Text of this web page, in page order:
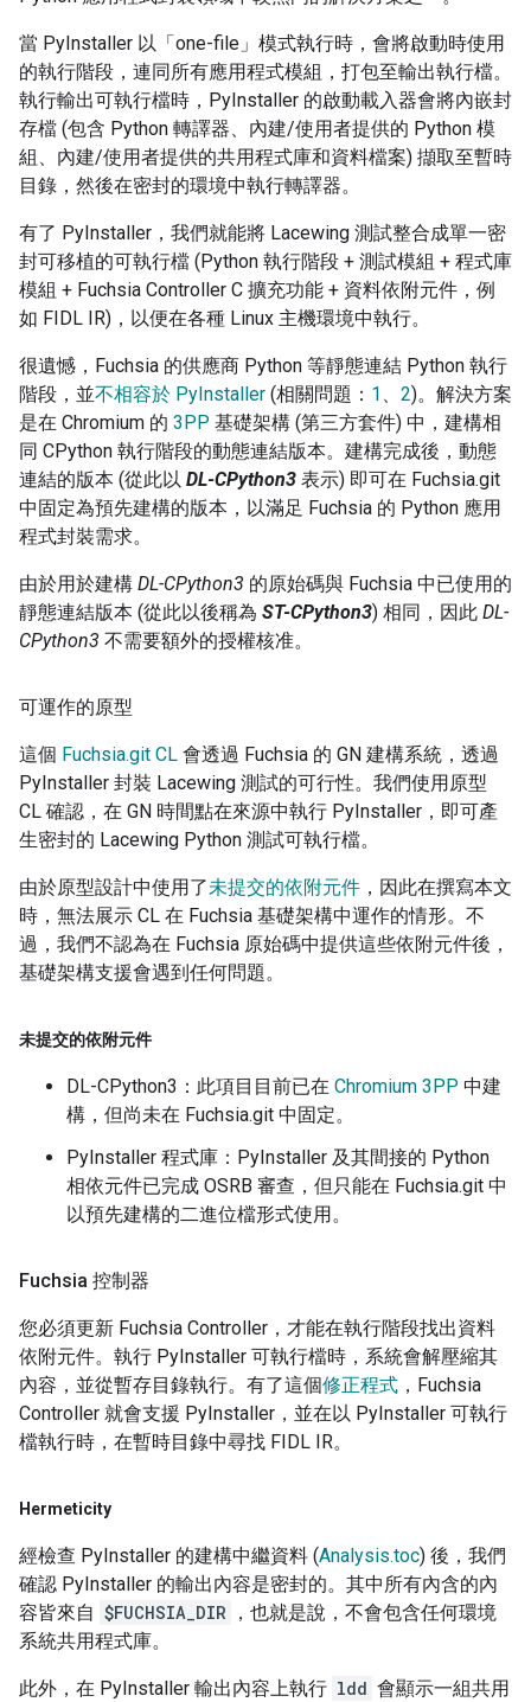
當 PyInstaller 以「one-file」模式執行時，會將啟動時使用
的執行階段，連同所有應用程式模組，打包至輸出執行檔。
執行輸出可執行檔時，PyInstaller 的啟動載入器會將內嵌封
存檔 (包含 Python 轉譯器、內建/使用者提供的 Python 模
組、內建/使用者提供的共用程式庫和資料檔案) 擷取至暫時
目錄，然後在密封的環境中執行轉譯器。
有了 PyInstaller，我們就能將 Lacewing 測試整合成單一密
封可移植的可執行檔 (Python 執行階段 + 測試模組 + 程式庫
模組 + Fuchsia Controller C 擴充功能 + 資料依附元件，例
如 FIDL IR)，以便在各種 Linux 主機環境中執行。
很遺憾，Fuchsia 的供應商 Python 等靜態連結 Python 執行
階段，並不相容於 PyInstaller (相關問題： 1 、 2)。解決方案
是在 Chromium 的 3PP 基礎架構 (第三方套件) 中，建構相
同 CPython 執行階段的動態連結版本。建構完成後，動態
連結的版本 (從此以 DL-CPython3 表示) 即可在 Fuchsia.git
中固定為預先建構的版本，以滿足 Fuchsia 的 Python 應用
程式封裝需求。
由於用於建構 DL-CPython3 的原始碼與 Fuchsia 中已使用的
靜態連結版本 (從此以後稱為 ST-CPython3) 相同，因此 DL-
CPython3 不需要額外的授權核准。
可運作的原型
這個 Fuchsia.git CL 會透過 Fuchsia 的 GN 建構系統，透過
PyInstaller 封裝 Lacewing 測試的可行性。我們使用原型
CL 確認，在 GN 時間點在來源中執行 PyInstaller，即可產
生密封的 Lacewing Python 測試可執行檔。
由於原型設計中使用了未提交的依附元件 ，因此在撰寫本文
時，無法展示 CL 在 Fuchsia 基礎架構中運作的情形。不
過，我們不認為在 Fuchsia 原始碼中提供這些依附元件後，
基礎架構支援會遇到任何問題。
未提交的依附元件
DL-CPython3：此項目目前已在 Chromium 3PP 中建
構，但尚未在 Fuchsia.git 中固定。
PyInstaller 程式庫：PyInstaller 及其間接的 Python
相依元件已完成 OSRB 審查，但只能在 Fuchsia.git 中
以預先建構的二進位檔形式使用。
Fuchsia 控制器
您必須更新 Fuchsia Controller，才能在執行階段找出資料
依附元件。執行 PyInstaller 可執行檔時，系統會解壓縮其
內容，並從暫存目錄執行。有了這個修正程式 ，Fuchsia
Controller 就會支援 PyInstaller，並在以 PyInstaller 可執行
檔執行時，在暫時目錄中尋找 FIDL IR。
Hermeticity
經檢查 PyInstaller 的建構中繼資料 (Analysis.toc) 後，我們
確認 PyInstaller 的輸出內容是密封的。其中所有內含的內
容皆來自 $FUCHSIA_DIR
，也就是說，不會包含任何環境
系統共用程式庫。
此外，在 PyInstaller 輸出內容上執行 ldd 會顯示一組共用